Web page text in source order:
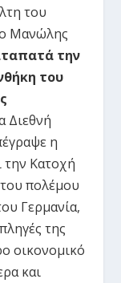
του
ο Μανώλης
την
του
Διεθνή
η
την Κατοχή
πολέμου
Γερμανία,
της
οικονομικό
και